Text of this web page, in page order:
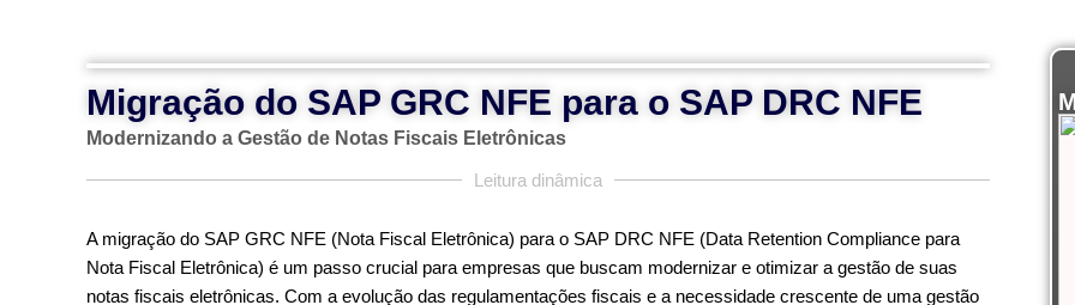
Migração do SAP GRC NFE para o SAP DRC NFE
Modernizando a Gestão de Notas Fiscais Eletrônicas
Leitura dinâmica
A migração do SAP GRC NFE (Nota Fiscal Eletrônica) para o SAP DRC NFE (Data Retention Compliance para
Nota Fiscal Eletrônica) é um passo crucial para empresas que buscam modernizar e otimizar a gestão de suas
notas fiscais eletrônicas. Com a evolução das regulamentações fiscais e a necessidade crescente de uma gestão